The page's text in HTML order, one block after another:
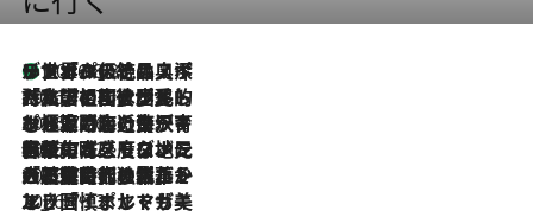
2026.8.8
リスボンの絶品スイーツ「パステル・デ・ナタ」とは？ポルトガル伝統の奥深い世界へ
2026.7.27
「私の祖国はポルトガル語です」国民的詩人フェルナンド・ペソアと、彼が愛した文学の街を歩く
2026.7.26
ポルトガル近海が育む極上の海の幸。キリリと冷えた白ワインと愉しむ、シーフード専門店の贅沢
2026.7.22
伝統の味をモダンに昇華。高感度な地元客が集う、リスボンの最旬ガストロノミー
2026.7.21
大航海時代の栄華から、震災、独裁、そして革命へ。ポルトガル・首都リスボンの石畳に刻まれた「歴史の光と影」
2026.7.13
エッセイ・ヤマザキマリ「慎ましくも美しき国 ポルトガル」